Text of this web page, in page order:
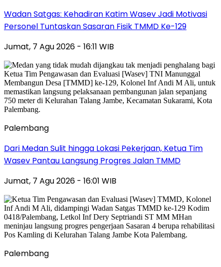
Wadan Satgas: Kehadiran Katim Wasev Jadi Motivasi
Personel Tuntaskan Sasaran Fisik TMMD Ke-129
Jumat, 7 Agu 2026 - 16:11 WIB
Palembang
Dari Medan Sulit hingga Lokasi Pekerjaan, Ketua Tim
Wasev Pantau Langsung Progres Jalan TMMD
Jumat, 7 Agu 2026 - 16:01 WIB
Palembang